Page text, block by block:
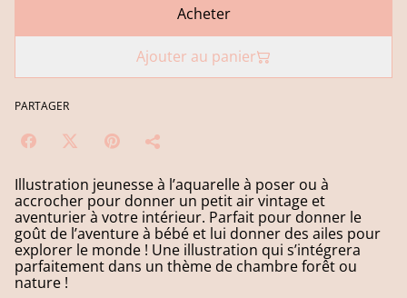
Acheter
Ajouter au panier
PARTAGER
Illustration jeunesse à l’aquarelle à poser ou à
accrocher pour donner un petit air vintage et
aventurier à votre intérieur. Parfait pour donner le
goût de l’aventure à bébé et lui donner des ailes pour
explorer le monde ! Une illustration qui s’intégrera
parfaitement dans un thème de chambre forêt ou
nature !